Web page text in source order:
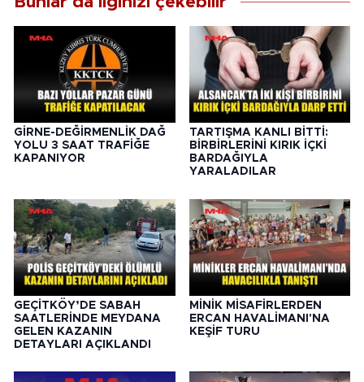
GİRNE-DEĞİRMENLİK DAĞ
YOLU 3 SAAT TRAFİĞE
KAPANIYOR
TARTIŞMA KANLI BİTTİ:
BİRBİRLERİNİ KIRIK İÇKİ
BARDAĞIYLA
YARALADILAR
GEÇİTKÖY’DE SABAH
SAATLERİNDE MEYDANA
GELEN KAZANIN
DETAYLARI AÇIKLANDI
MİNİK MİSAFİRLERDEN
ERCAN HAVALİMANI'NA
KEŞİF TURU